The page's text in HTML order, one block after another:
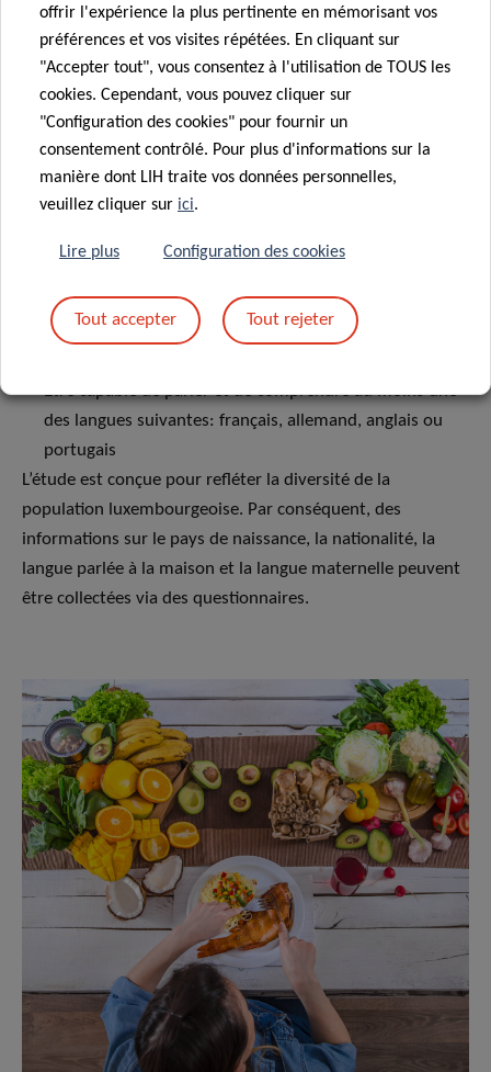
Les participants sont éligibles à l’étude LuxFoods s’ils
remplissent les conditions suivantes:
Être résident du Luxembourg au moment du
recrutement
Être adulte (femmes/hommes) âgé de 18 à 64 ans
Vivre dans des zones urbaines ou rurales du
Luxembourg
Esch-sur-Alzette; toutes les autres zones sont
considérées comme rurales, conformément aux
Être capable de parler et de comprendre au moins une
des langues suivantes: français, allemand, anglais ou
portugais
L’étude est conçue pour refléter la diversité de la
population luxembourgeoise. Par conséquent, des
informations sur le pays de naissance, la nationalité, la
langue parlée à la maison et la langue maternelle peuvent
être collectées via des questionnaires.
offrir l'expérience la plus pertinente en mémorisant vos
préférences et vos visites répétées. En cliquant sur
"Accepter tout", vous consentez à l'utilisation de TOUS les
cookies. Cependant, vous pouvez cliquer sur
"Configuration des cookies" pour fournir un
consentement contrôlé. Pour plus d'informations sur la
manière dont LIH traite vos données personnelles,
veuillez cliquer sur ici.
Lire plus Configuration des cookies
Tout accepter Tout rejeter